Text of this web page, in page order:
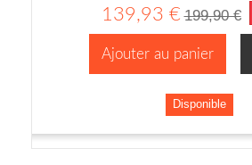
139,93 € 199,90 €
Ajouter au panier
Disponible